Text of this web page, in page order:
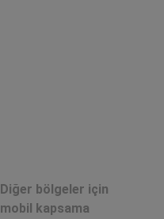
Diğer bölgeler için
mobil kapsama